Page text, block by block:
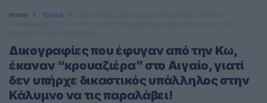
Home Τοπικά
Δικογραφίες που έφυγαν από την Κω,
έκαναν “κρουαζιέρα” στο Αιγαίο, γιατί
δεν υπήρχε δικαστικός υπάλληλος στην
Κάλυμνο να τις παραλάβει!